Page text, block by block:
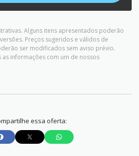
Alguns itens apresentados poderão
Preços sugeridos e válidos de
ser modificados sem aviso prévio.
informações com um de nossos
essa oferta: